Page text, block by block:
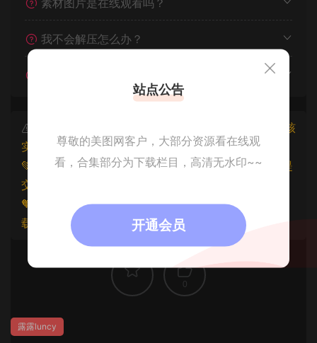
我不会解压怎么办？
本文资源仅供个人参考学习，请勿批量搬运，一经核
实将封禁账号权限！
💚本文资源均来源网友分享，若侵犯了您的权益可以提
交工单处理。
🧡原文链接：https://www.znjfg.com/3077.html
载请注明出处。
0
露露luncy
站点公告
尊敬的美图网客户，大部分资源看在线观
看，合集部分为下载栏目，高清无水印~~
开通会员